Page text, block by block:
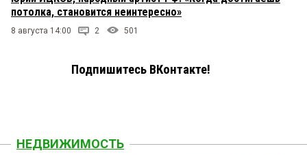
потолка, становится неинтересно»
8 августа 14:00 2 501
Подпишитесь ВКонтакте!
НЕДВИЖИМОСТЬ